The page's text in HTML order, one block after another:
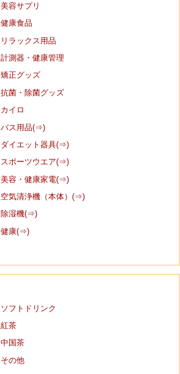
美容サプリ
健康食品
リラックス用品
計測器・健康管理
矯正グッズ
抗菌・除菌グッズ
カイロ
バス用品(⇒)
ダイエット器具(⇒)
スポーツウエア(⇒)
美容・健康家電(⇒)
空気清浄機（本体）(⇒)
除湿機(⇒)
健康(⇒)
ソフトドリンク
紅茶
中国茶
その他